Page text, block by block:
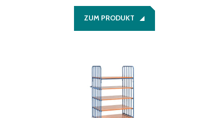
ZUM PRODUKT